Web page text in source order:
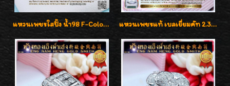
แหวนเพชรใสปิ๊ง น้ำ98 F-Color/VVS1 น้ำหนักเพชรรวม 2.56 กะรัต ใส่เต็มนิ้วเพชรเป็นน้ำเป็นเนื้อสวยมากๆค่ะ แหวนเพชรแท้ เบลเยี่ยมคัท 2.39 กะรัต น้ำ 98 F-Color/VVS ดีไซน์หน้ากว้างหรูเต็มนิ้ว